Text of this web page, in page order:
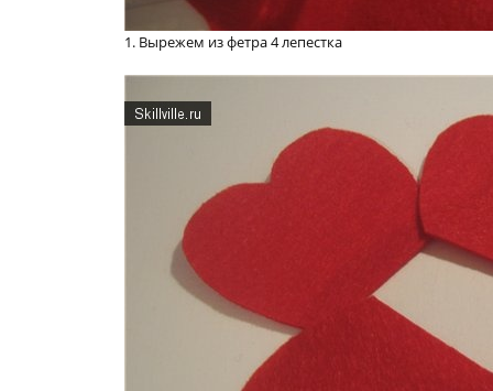
1. Вырежем из фетра 4 лепестка